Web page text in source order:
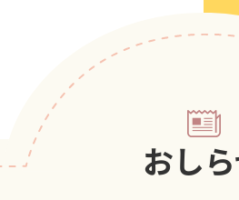
ポップアスリート
おし